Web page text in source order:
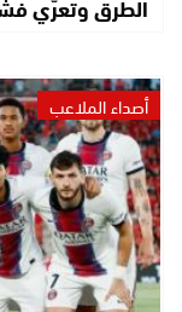
أصداء الملاعب